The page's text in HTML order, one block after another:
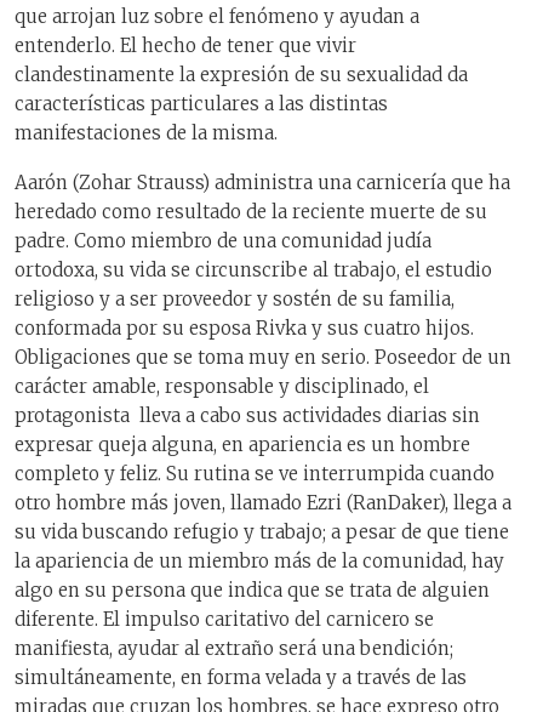
que arrojan luz sobre el fenómeno y ayudan a
entenderlo. El hecho de tener que vivir
clandestinamente la expresión de su sexualidad da
características particulares a las distintas
manifestaciones de la misma.
Aarón (Zohar Strauss) administra una carnicería que ha
heredado como resultado de la reciente muerte de su
padre. Como miembro de una comunidad judía
ortodoxa, su vida se circunscribe al trabajo, el estudio
religioso y a ser proveedor y sostén de su familia,
conformada por su esposa Rivka y sus cuatro hijos.
Obligaciones que se toma muy en serio. Poseedor de un
carácter amable, responsable y disciplinado, el
protagonista lleva a cabo sus actividades diarias sin
expresar queja alguna, en apariencia es un hombre
completo y feliz. Su rutina se ve interrumpida cuando
otro hombre más joven, llamado Ezri (RanDaker), llega a
su vida buscando refugio y trabajo; a pesar de que tiene
la apariencia de un miembro más de la comunidad, hay
algo en su persona que indica que se trata de alguien
diferente. El impulso caritativo del carnicero se
manifiesta, ayudar al extraño será una bendición;
simultáneamente, en forma velada y a través de las
miradas que cruzan los hombres, se hace expreso otro